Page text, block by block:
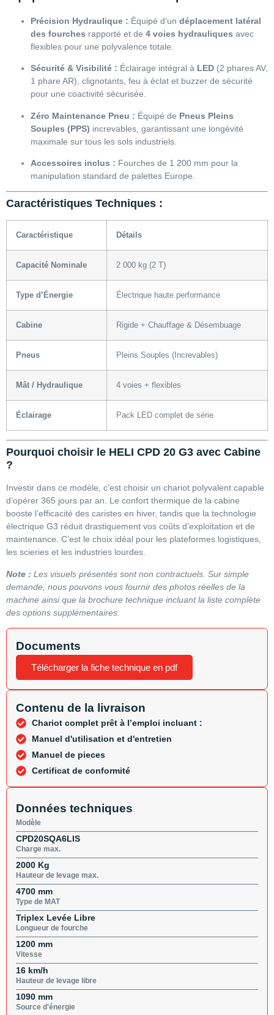
Précision Hydraulique : Équipé d’un déplacement latéral
des fourches rapporté et de 4 voies hydrauliques avec
flexibles pour une polyvalence totale.
Sécurité & Visibilité : Éclairage intégral à LED (2 phares AV,
1 phare AR), clignotants, feu à éclat et buzzer de sécurité
pour une coactivité sécurisée.
Zéro Maintenance Pneu : Équipé de Pneus Pleins
Souples (PPS) increvables, garantissant une longévité
maximale sur tous les sols industriels.
Accessoires inclus : Fourches de 1 200 mm pour la
manipulation standard de palettes Europe.
Caractéristiques Techniques :
Caractéristique Détails
Capacité Nominale 2 000 kg (2 T)
Type d’Énergie Électrique haute performance
Cabine Rigide + Chauffage & Désembuage
Pneus Pleins Souples (Increvables)
Mât / Hydraulique 4 voies + flexibles
Éclairage Pack LED complet de série
Pourquoi choisir le HELI CPD 20 G3 avec Cabine
?
Investir dans ce modèle, c’est choisir un chariot polyvalent capable
d’opérer 365 jours par an. Le confort thermique de la cabine
booste l’efficacité des caristes en hiver, tandis que la technologie
électrique G3 réduit drastiquement vos coûts d’exploitation et de
maintenance. C’est le choix idéal pour les plateformes logistiques,
les scieries et les industries lourdes.
Note : Les visuels présentés sont non contractuels. Sur simple
demande, nous pouvons vous fournir des photos réelles de la
machine ainsi que la brochure technique incluant la liste complète
des options supplémentaires.
Documents
Télécharger la fiche technique en pdf
Contenu de la livraison
Chariot complet prêt à l’emploi incluant :
Manuel d'utilisation et d'entretien
Manuel de pieces
Certificat de conformité
Données techniques
Modèle
CPD20SQA6LIS
Charge max.
2000 Kg
Hauteur de levage max.
4700 mm
Type de MAT
Triplex Levée Libre
Longueur de fourche
1200 mm
Vitesse
16 km/h
Hauteur de levage libre
1090 mm
Source d'énergie